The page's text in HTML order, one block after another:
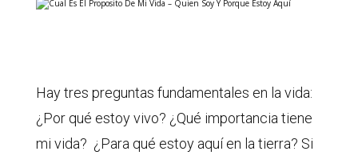
Hay tres preguntas fundamentales en la vida:
¿Por qué estoy vivo? ¿Qué importancia tiene
mi vida? ¿Para qué estoy aquí en la tierra? Si